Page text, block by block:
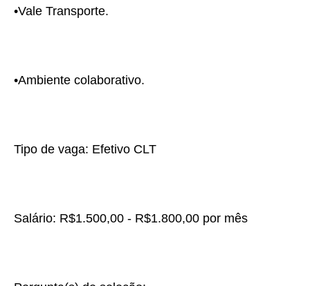
•Vale Transporte.
•Ambiente colaborativo.
Tipo de vaga: Efetivo CLT
Salário: R$1.500,00 - R$1.800,00 por mês